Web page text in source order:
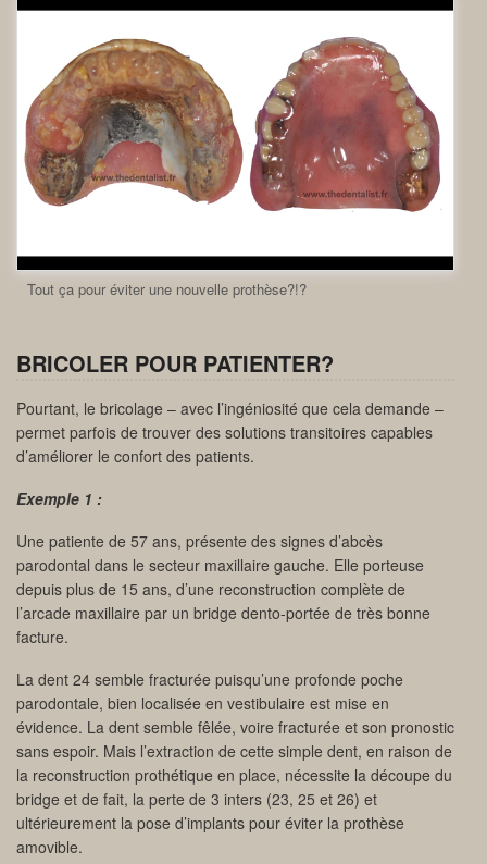
Tout ça pour éviter une nouvelle prothèse?!?
BRICOLER POUR PATIENTER?
Pourtant, le bricolage – avec l’ingéniosité que cela demande –
permet parfois de trouver des solutions transitoires capables
d’améliorer le confort des patients.
Exemple 1 :
Une patiente de 57 ans, présente des signes d’abcès
parodontal dans le secteur maxillaire gauche. Elle porteuse
depuis plus de 15 ans, d’une reconstruction complète de
l’arcade maxillaire par un bridge dento-portée de très bonne
facture.
La dent 24 semble fracturée puisqu’une profonde poche
parodontale, bien localisée en vestibulaire est mise en
évidence. La dent semble fêlée, voire fracturée et son pronostic
sans espoir. Mais l’extraction de cette simple dent, en raison de
la reconstruction prothétique en place, nécessite la découpe du
bridge et de fait, la perte de 3 inters (23, 25 et 26) et
ultérieurement la pose d’implants pour éviter la prothèse
amovible.